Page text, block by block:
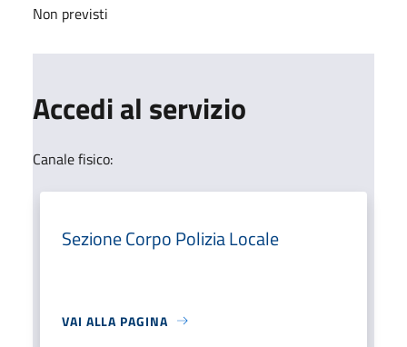
Non previsti
Accedi al servizio
Canale fisico:
Sezione Corpo Polizia Locale
VAI ALLA PAGINA